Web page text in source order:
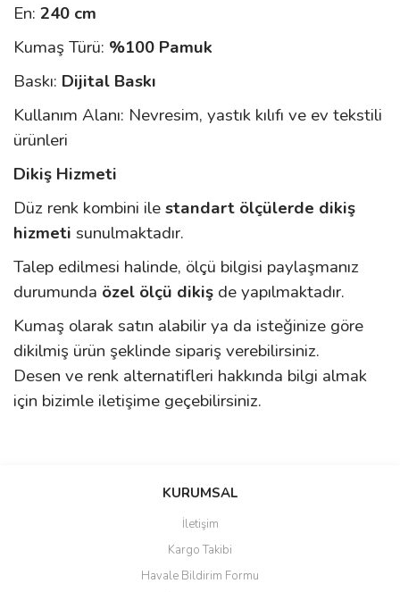
En: 240 cm
Kumaş Türü: %100 Pamuk
Baskı: Dijital Baskı
Kullanım Alanı: Nevresim, yastık kılıfı ve ev tekstili
ürünleri
Dikiş Hizmeti
Düz renk kombini ilestandart ölçülerde dikiş
hizmeti sunulmaktadır.
Talep edilmesi halinde, ölçü bilgisi paylaşmanız
durumunda özel ölçü dikiş de yapılmaktadır.
Kumaş olarak satın alabilir ya da isteğinize göre
dikilmiş ürün şeklinde sipariş verebilirsiniz.
Desen ve renk alternatifleri hakkında bilgi almak
için bizimle iletişime geçebilirsiniz.
Bu ürüne ilk yorumu siz yapın!
Ürün resmi kalitesiz, bozuk veya görüntülenemiyor.
Ürün açıklamasında eksik bilgiler bulunuyor.
KURUMSAL
İletişim
Kargo Takibi
Havale Bildirim Formu